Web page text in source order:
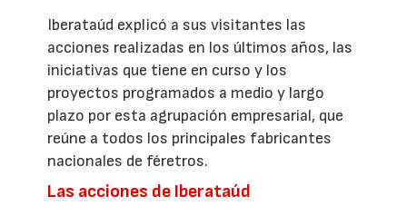
Iberataúd explicó a sus visitantes las
acciones realizadas en los últimos años, las
iniciativas que tiene en curso y los
proyectos programados a medio y largo
plazo por esta agrupación empresarial, que
reúne a todos los principales fabricantes
nacionales de féretros.
Las acciones de Iberataúd